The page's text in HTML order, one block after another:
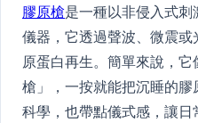
膠原槍是一種以非侵入式
儀器，它透過聲波、微震
原蛋白再生。簡單來說，
槍」，一按就能把沉睡的
科學，也帶點儀式感，讓日